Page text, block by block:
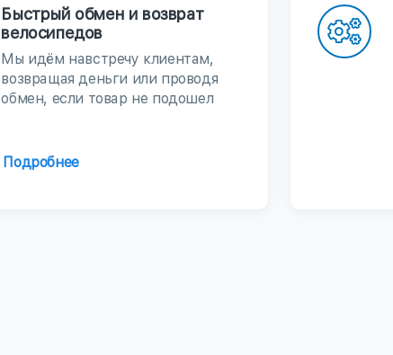
Быстрый обмен и возврат
велосипедов
Мы идём навстречу клиентам,
возвращая деньги или проводя
обмен, если товар не подошел
Подробнее